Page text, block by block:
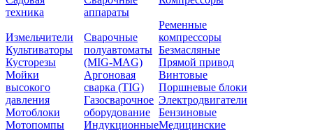
техника
Измельчители
Культиваторы
Кусторезы
Мойки
высокого
давления
Мотоблоки
Мотопомпы
аппараты
Сварочные
полуавтоматы
(MIG-MAG)
Аргоновая
сварка (TIG)
Газосварочное
оборудование
Индукционные
Ременные
компрессоры
Безмасляные
Прямой привод
Винтовые
Поршневые блоки
Электродвигатели
Бензиновые
Медицинские